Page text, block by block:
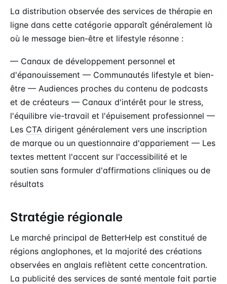
La distribution observée des services de thérapie en
ligne dans cette catégorie apparaît généralement là
où le message bien-être et lifestyle résonne :
— Canaux de développement personnel et
d'épanouissement — Communautés lifestyle et bien-
être — Audiences proches du contenu de podcasts
et de créateurs — Canaux d'intérêt pour le stress,
l'équilibre vie-travail et l'épuisement professionnel —
Les CTA dirigent généralement vers une inscription
de marque ou un questionnaire d'appariement — Les
textes mettent l'accent sur l'accessibilité et le
soutien sans formuler d'affirmations cliniques ou de
résultats
Stratégie régionale
Le marché principal de BetterHelp est constitué de
régions anglophones, et la majorité des créations
observées en anglais reflètent cette concentration.
La publicité des services de santé mentale fait partie